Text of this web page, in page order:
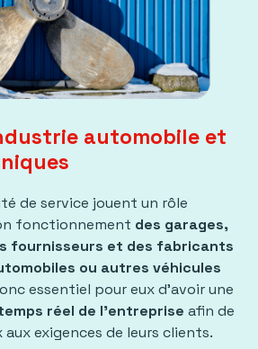
automobile et
de service jouent un rôle
fonctionnement des garages,
fournisseurs et des fabricants
ou autres véhicules
essentiel pour eux d'avoir une
réel de l'entreprise afin de
aux exigences de leurs clients.